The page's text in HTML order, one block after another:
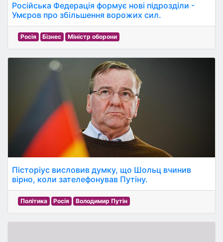
Російська Федерація формує нові підрозділи -
Умєров про збільшення ворожих сил.
Росія Бізнес Міністр оборони
Пісторіус висловив думку, що Шольц вчинив
вірно, коли зателефонував Путіну.
Політика Росія Володимир Путін